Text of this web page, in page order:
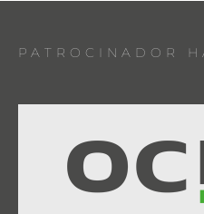
PATROCINADOR